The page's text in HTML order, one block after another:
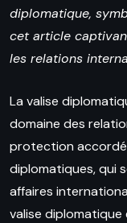
diplomatique,
cet article
les relations
La valise
domaine des
protection
diplomatiques, qui
affaires
valise